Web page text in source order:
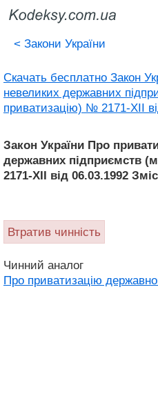
< Закони України
Скачать бесплатно Закон
невеликих державних
приватизацію) № 2171-XII
Закон України Про
державних підприємств
2171-XII від 06.03.1992
Втратив чинність
Чинний аналог
Про приватизацію